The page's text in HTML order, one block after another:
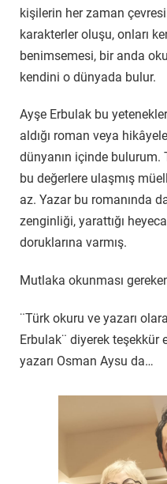
kişilerin her zaman
karakterler oluşu, onları
benimsemesi, bir anda
kendini o dünyada bulur.
Ayşe Erbulak bu
aldığı roman veya
dünyanın içinde bulurum.
bu değerlere ulaşmış
az. Yazar bu romanında
zenginliği, yarattığı
doruklarına varmış.
Mutlaka okunması
¨Türk okuru ve yazarı
Erbulak¨ diyerek teşekkür
yazarı Osman Aysu da…